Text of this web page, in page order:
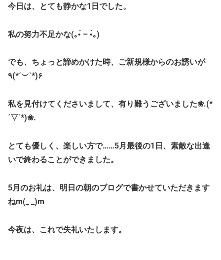
今日は、とても静かな1日でした。
私の努力不足かな(｡•́ – •̀｡)
でも、ちょっと諦めかけた時、ご新規様からのお誘いが
٩(*´︶`*)۶
私を見付けてくださいまして、有り難うございました❀.(*
´▽`*)❀.
とても優しく、楽しい方で……5月最後の1日、素敵な出逢
いで終わることができました。
5月のお礼は、明日の朝のブログで書かせていただきます
ねm(_ _)m
今夜は、これで失礼いたします。